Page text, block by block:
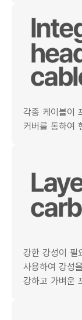
각종 케이블이
커버를 통하여
강한 강성이 필
사용하여 강성
강하고 가벼운